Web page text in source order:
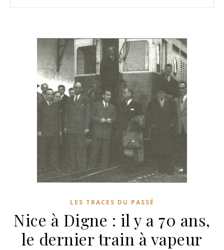
LES TRACES DU PASSÉ
Nice à Digne : il y a 70 ans,
le dernier train à vapeur